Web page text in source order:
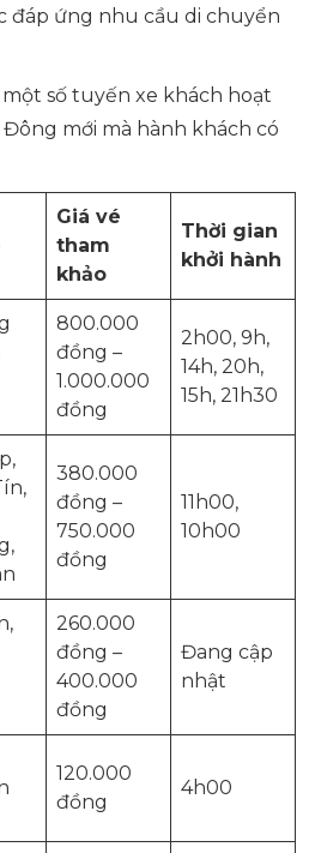
đáp ứng nhu cầu di chuyển
số tuyến xe khách hoạt
mới mà hành khách có
Giá vé
tham
khảo
Thời gian
khởi hành
800.000
đồng –
1.000.000
đồng
2h00, 9h,
14h, 20h,
15h, 21h30
380.000
đồng –
750.000
đồng
11h00,
10h00
260.000
đồng –
400.000
đồng
Đang cập
nhật
120.000
đồng
4h00